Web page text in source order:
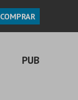
COMPRAR
PUB